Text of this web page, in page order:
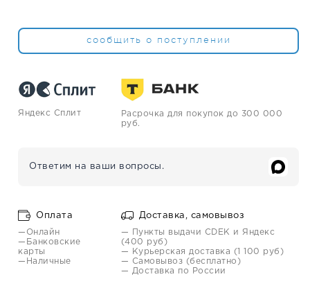
сообщить о поступлении
Яндекс Сплит
Расрочка для покупок до 300 000
руб.
Ответим на ваши вопросы.
Оплата
—Онлайн
—Банковские
карты
—Наличные
Доставка, самовывоз
— Пункты выдачи CDEK и Яндекс
(400 руб)
— Курьерская доставка (1 100 руб)
— Самовывоз (бесплатно)
— Доставка по России